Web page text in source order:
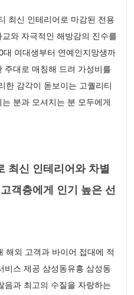
최신 인테리어로 마감된 전용
와 자극적인 해방감의 진수를
여대생부터 연예인지망생까
주대로 매칭해 드려 가성비를
한 감각이 돋보이는 고퀄리티
분과 모셔지는 분 모두에게
최신 인테리어와 차별
객층에게 인기 높은 선
해외 고객과 바이어 접대에 적
비스 제공 삼성동유흥 삼성동
음과 최고의 수질을 자랑하는